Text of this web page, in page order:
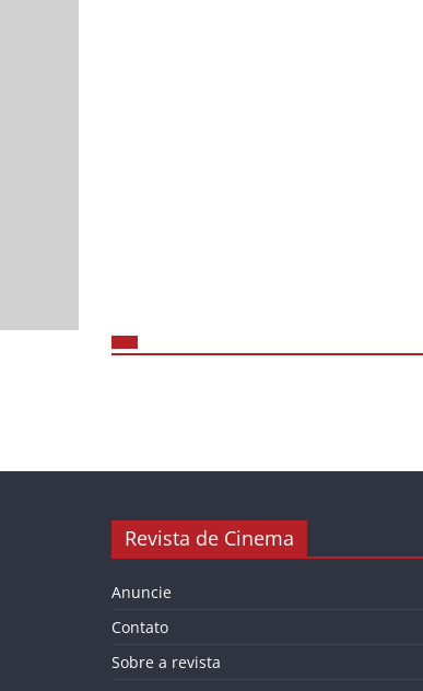
Revista de Cinema
Anuncie
Contato
Sobre a revista